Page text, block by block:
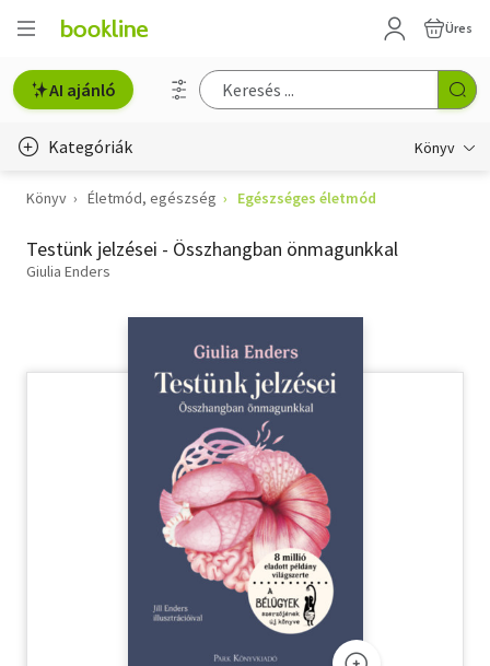
Üres
AI ajánló
Kategóriák Könyv
Életmód, egészség
Erotika
Társadalomtudomány
Könyv Életmód, egészség Egészséges életmód
Testünk jelzései - Összhangban önmagunkkal
Giulia Enders